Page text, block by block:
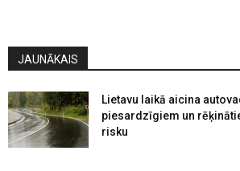
JAUNĀKAIS
Lietavu laikā aicina
piesardzīgiem un
risku